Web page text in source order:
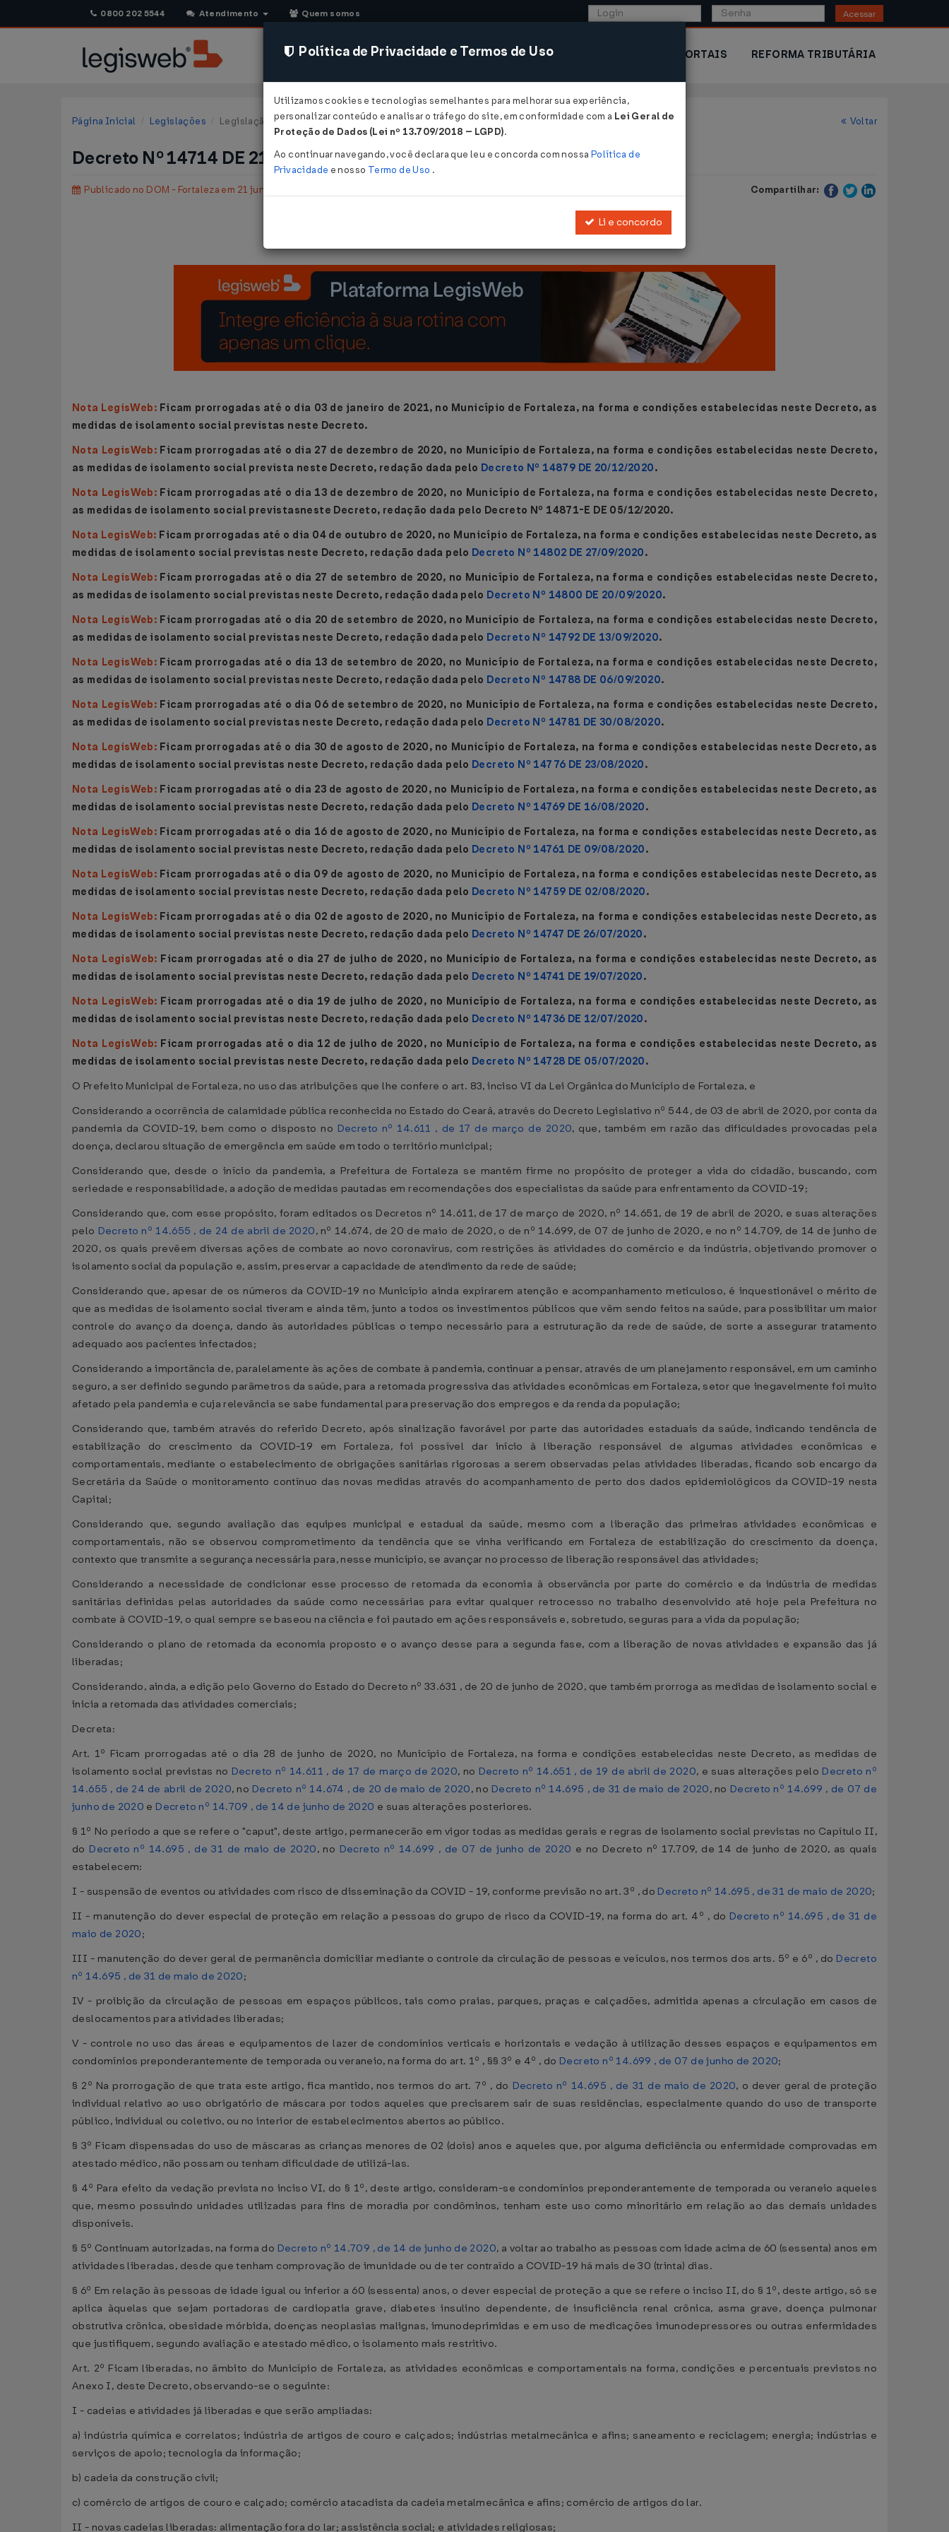
0800 202 5544 Atendimento Quem somos Acessar
CONSULTORIA SISTEMAS COMÉRCIO EXTERIOR PORTAIS REFORMA TRIBUTÁRIA
Página Inicial Legislações Legislação Municipal - Fortaleza Voltar
Decreto Nº 14714 DE 21/06/2020
Publicado no DOM - Fortaleza em 21 jun 2020 Compartilhar:
Prorroga o Isolamento Social no Município de Fortaleza e dá outras providências.
Nota LegisWeb: Ficam prorrogadas até o dia 03 de janeiro de 2021, no Município de Fortaleza, na forma e condições estabelecidas neste Decreto, as
medidas de isolamento social previstas neste Decreto.
Nota LegisWeb: Ficam prorrogadas até o dia 27 de dezembro de 2020, no Município de Fortaleza, na forma e condições estabelecidas neste Decreto,
as medidas de isolamento social prevista neste Decreto, redação dada pelo Decreto Nº 14879 DE 20/12/2020.
Nota LegisWeb: Ficam prorrogadas até o dia 13 de dezembro de 2020, no Município de Fortaleza, na forma e condições estabelecidas neste Decreto,
as medidas de isolamento social previstasneste Decreto, redação dada pelo Decreto Nº 14871-E DE 05/12/2020.
Nota LegisWeb: Ficam prorrogadas até o dia 04 de outubro de 2020, no Município de Fortaleza, na forma e condições estabelecidas neste Decreto, as
medidas de isolamento social previstas neste Decreto, redação dada pelo Decreto Nº 14802 DE 27/09/2020.
Nota LegisWeb: Ficam prorrogadas até o dia 27 de setembro de 2020, no Município de Fortaleza, na forma e condições estabelecidas neste Decreto,
as medidas de isolamento social previstas neste Decreto, redação dada pelo Decreto Nº 14800 DE 20/09/2020.
Nota LegisWeb: Ficam prorrogadas até o dia 20 de setembro de 2020, no Município de Fortaleza, na forma e condições estabelecidas neste Decreto,
as medidas de isolamento social previstas neste Decreto, redação dada pelo Decreto Nº 14792 DE 13/09/2020.
Nota LegisWeb: Ficam prorrogadas até o dia 13 de setembro de 2020, no Município de Fortaleza, na forma e condições estabelecidas neste Decreto,
as medidas de isolamento social previstas neste Decreto, redação dada pelo Decreto Nº 14788 DE 06/09/2020.
Nota LegisWeb: Ficam prorrogadas até o dia 06 de setembro de 2020, no Município de Fortaleza, na forma e condições estabelecidas neste Decreto,
as medidas de isolamento social previstas neste Decreto, redação dada pelo Decreto Nº 14781 DE 30/08/2020.
Nota LegisWeb: Ficam prorrogadas até o dia 30 de agosto de 2020, no Município de Fortaleza, na forma e condições estabelecidas neste Decreto, as
medidas de isolamento social previstas neste Decreto, redação dada pelo Decreto Nº 14776 DE 23/08/2020.
Nota LegisWeb: Ficam prorrogadas até o dia 23 de agosto de 2020, no Município de Fortaleza, na forma e condições estabelecidas neste Decreto, as
medidas de isolamento social previstas neste Decreto, redação dada pelo Decreto Nº 14769 DE 16/08/2020.
Nota LegisWeb: Ficam prorrogadas até o dia 16 de agosto de 2020, no Município de Fortaleza, na forma e condições estabelecidas neste Decreto, as
medidas de isolamento social previstas neste Decreto, redação dada pelo Decreto Nº 14761 DE 09/08/2020.
Nota LegisWeb: Ficam prorrogadas até o dia 09 de agosto de 2020, no Município de Fortaleza, na forma e condições estabelecidas neste Decreto, as
medidas de isolamento social previstas neste Decreto, redação dada pelo Decreto Nº 14759 DE 02/08/2020.
Nota LegisWeb: Ficam prorrogadas até o dia 02 de agosto de 2020, no Município de Fortaleza, na forma e condições estabelecidas neste Decreto, as
medidas de isolamento social previstas neste Decreto, redação dada pelo Decreto Nº 14747 DE 26/07/2020.
Nota LegisWeb: Ficam prorrogadas até o dia 27 de julho de 2020, no Município de Fortaleza, na forma e condições estabelecidas neste Decreto, as
medidas de isolamento social previstas neste Decreto, redação dada pelo Decreto Nº 14741 DE 19/07/2020.
Nota LegisWeb: Ficam prorrogadas até o dia 19 de julho de 2020, no Município de Fortaleza, na forma e condições estabelecidas neste Decreto, as
medidas de isolamento social previstas neste Decreto, redação dada pelo Decreto Nº 14736 DE 12/07/2020.
Nota LegisWeb: Ficam prorrogadas até o dia 12 de julho de 2020, no Município de Fortaleza, na forma e condições estabelecidas neste Decreto, as
medidas de isolamento social previstas neste Decreto, redação dada pelo Decreto Nº 14728 DE 05/07/2020.
O Prefeito Municipal de Fortaleza, no uso das atribuições que lhe confere o art. 83, inciso VI da Lei Orgânica do Município de Fortaleza, e
Considerando a ocorrência de calamidade pública reconhecida no Estado do Ceará, através do Decreto Legislativo nº 544, de 03 de abril de 2020, por conta da
pandemia da COVID-19, bem como o disposto no Decreto nº 14.611 , de 17 de março de 2020, que, também em razão das dificuldades provocadas pela
doença, declarou situação de emergência em saúde em todo o território municipal;
Considerando que, desde o início da pandemia, a Prefeitura de Fortaleza se mantém firme no propósito de proteger a vida do cidadão, buscando, com
seriedade e responsabilidade, a adoção de medidas pautadas em recomendações dos especialistas da saúde para enfrentamento da COVID-19;
Considerando que, com esse propósito, foram editados os Decretos nº 14.611, de 17 de março de 2020, nº 14.651, de 19 de abril de 2020, e suas alterações
pelo Decreto nº 14.655 , de 24 de abril de 2020, nº 14.674, de 20 de maio de 2020, o de nº 14.699, de 07 de junho de 2020, e no nº 14.709, de 14 de junho de
2020, os quais prevêem diversas ações de combate ao novo coronavírus, com restrições às atividades do comércio e da indústria, objetivando promover o
isolamento social da população e, assim, preservar a capacidade de atendimento da rede de saúde;
Considerando que, apesar de os números da COVID-19 no Município ainda expirarem atenção e acompanhamento meticuloso, é inquestionável o mérito de
que as medidas de isolamento social tiveram e ainda têm, junto a todos os investimentos públicos que vêm sendo feitos na saúde, para possibilitar um maior
controle do avanço da doença, dando às autoridades públicas o tempo necessário para a estruturação da rede de saúde, de sorte a assegurar tratamento
adequado aos pacientes infectados;
Considerando a importância de, paralelamente às ações de combate à pandemia, continuar a pensar, através de um planejamento responsável, em um caminho
seguro, a ser definido segundo parâmetros da saúde, para a retomada progressiva das atividades econômicas em Fortaleza, setor que inegavelmente foi muito
afetado pela pandemia e cuja relevância se sabe fundamental para preservação dos empregos e da renda da população;
Considerando que, também através do referido Decreto, após sinalização favorável por parte das autoridades estaduais da saúde, indicando tendência de
estabilização do crescimento da COVID-19 em Fortaleza, foi possível dar início à liberação responsável de algumas atividades econômicas e
comportamentais, mediante o estabelecimento de obrigações sanitárias rigorosas a serem observadas pelas atividades liberadas, ficando sob encargo da
Secretária da Saúde o monitoramento contínuo das novas medidas através do acompanhamento de perto dos dados epidemiológicos da COVID-19 nesta
Capital;
Considerando que, segundo avaliação das equipes municipal e estadual da saúde, mesmo com a liberação das primeiras atividades econômicas e
comportamentais, não se observou comprometimento da tendência que se vinha verificando em Fortaleza de estabilização do crescimento da doença,
contexto que transmite a segurança necessária para, nesse município, se avançar no processo de liberação responsável das atividades;
Considerando a necessidade de condicionar esse processo de retomada da economia à observância por parte do comércio e da indústria de medidas
sanitárias definidas pelas autoridades da saúde como necessárias para evitar qualquer retrocesso no trabalho desenvolvido até hoje pela Prefeitura no
combate à COVID-19, o qual sempre se baseou na ciência e foi pautado em ações responsáveis e, sobretudo, seguras para a vida da população;
Considerando o plano de retomada da economia proposto e o avanço desse para a segunda fase, com a liberação de novas atividades e expansão das já
liberadas;
Considerando, ainda, a edição pelo Governo do Estado do Decreto nº 33.631 , de 20 de junho de 2020, que também prorroga as medidas de isolamento social e
inicia a retomada das atividades comerciais;
Decreta:
Art. 1º Ficam prorrogadas até o dia 28 de junho de 2020, no Município de Fortaleza, na forma e condições estabelecidas neste Decreto, as medidas de
isolamento social previstas no Decreto nº 14.611 , de 17 de março de 2020, no Decreto nº 14.651 , de 19 de abril de 2020, e suas alterações pelo Decreto nº
14.655 , de 24 de abril de 2020, no Decreto nº 14.674 , de 20 de maio de 2020, no Decreto nº 14.695 , de 31 de maio de 2020, no Decreto nº 14.699 , de 07 de
junho de 2020 e Decreto nº 14.709 , de 14 de junho de 2020 e suas alterações posteriores.
§ 1º No período a que se refere o "caput", deste artigo, permanecerão em vigor todas as medidas gerais e regras de isolamento social previstas no Capítulo II,
do Decreto nº 14.695 , de 31 de maio de 2020, no Decreto nº 14.699 , de 07 de junho de 2020 e no Decreto nº 17.709, de 14 de junho de 2020, as quais
estabelecem:
I - suspensão de eventos ou atividades com risco de disseminação da COVID - 19, conforme previsão no art. 3º , do Decreto nº 14.695 , de 31 de maio de 2020;
II - manutenção do dever especial de proteção em relação a pessoas do grupo de risco da COVID-19, na forma do art. 4º , do Decreto nº 14.695 , de 31 de
maio de 2020;
III - manutenção do dever geral de permanência domiciliar mediante o controle da circulação de pessoas e veículos, nos termos dos arts. 5º e 6º , do Decreto
nº 14.695 , de 31 de maio de 2020;
IV - proibição da circulação de pessoas em espaços públicos, tais como praias, parques, praças e calçadões, admitida apenas a circulação em casos de
deslocamentos para atividades liberadas;
V - controle no uso das áreas e equipamentos de lazer de condomínios verticais e horizontais e vedação à utilização desses espaços e equipamentos em
condomínios preponderantemente de temporada ou veraneio, na forma do art. 1º , §§ 3º e 4º , do Decreto nº 14.699 , de 07 de junho de 2020;
§ 2º Na prorrogação de que trata este artigo, fica mantido, nos termos do art. 7º , do Decreto nº 14.695 , de 31 de maio de 2020, o dever geral de proteção
individual relativo ao uso obrigatório de máscara por todos aqueles que precisarem sair de suas residências, especialmente quando do uso de transporte
público, individual ou coletivo, ou no interior de estabelecimentos abertos ao público.
§ 3º Ficam dispensadas do uso de máscaras as crianças menores de 02 (dois) anos e aqueles que, por alguma deficiência ou enfermidade comprovadas em
atestado médico, não possam ou tenham dificuldade de utilizá-las.
§ 4º Para efeito da vedação prevista no inciso VI, do § 1º, deste artigo, consideram-se condomínios preponderantemente de temporada ou veraneio aqueles
que, mesmo possuindo unidades utilizadas para fins de moradia por condôminos, tenham este uso como minoritário em relação ao das demais unidades
disponíveis.
§ 5º Continuam autorizadas, na forma do Decreto nº 14.709 , de 14 de junho de 2020, a voltar ao trabalho as pessoas com idade acima de 60 (sessenta) anos em
atividades liberadas, desde que tenham comprovação de imunidade ou de ter contraído a COVID-19 há mais de 30 (trinta) dias.
§ 6º Em relação às pessoas de idade igual ou inferior a 60 (sessenta) anos, o dever especial de proteção a que se refere o inciso II, do § 1º, deste artigo, só se
aplica àquelas que sejam portadoras de cardiopatia grave, diabetes insulino dependente, de insuficiência renal crônica, asma grave, doença pulmonar
obstrutiva crônica, obesidade mórbida, doenças neoplasias malignas, imunodeprimidas e em uso de medicações imunodepressores ou outras enfermidades
que justifiquem, segundo avaliação e atestado médico, o isolamento mais restritivo.
Art. 2º Ficam liberadas, no âmbito do Município de Fortaleza, as atividades econômicas e comportamentais na forma, condições e percentuais previstos no
Anexo I, deste Decreto, observando-se o seguinte:
I - cadeias e atividades já liberadas e que serão ampliadas:
a) indústria química e correlatos; indústria de artigos de couro e calçados; indústrias metalmecânica e afins; saneamento e reciclagem; energia; indústrias e
serviços de apoio; tecnologia da informação;
b) cadeia da construção civil;
c) comércio de artigos de couro e calçado; comércio atacadista da cadeia metalmecânica e afins; comércio de artigos do lar.
II - novas cadeias liberadas: alimentação fora do lar; assistência social; e atividades religiosas;
Política de Privacidade e Termos de Uso
Utilizamos cookies e tecnologias semelhantes para melhorar sua experiência,
personalizar conteúdo e analisar o tráfego do site, em conformidade com a Lei Geral de
Proteção de Dados (Lei nº 13.709/2018 – LGPD).
Ao continuar navegando, você declara que leu e concorda com nossa Política de
Privacidade e nosso Termo de Uso .
Li e concordo